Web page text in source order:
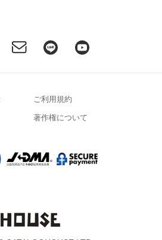
ご利用規約
著作権について